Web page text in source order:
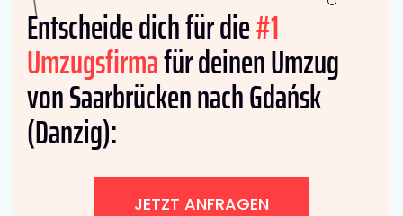
Entscheide dich für die#1
Umzugsfirmafür deinen Umzug
von Saarbrücken nach Gdańsk
(Danzig):
JETZT ANFRAGEN